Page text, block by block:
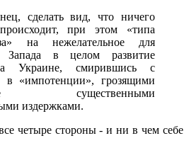
сделать вид, что ничего
при этом «типа
на нежелательное для
в целом развитие
Украине, смирившись с
в «импотенции», грозящими
существенными
издержками.
четыре стороны - и ни в чем себе